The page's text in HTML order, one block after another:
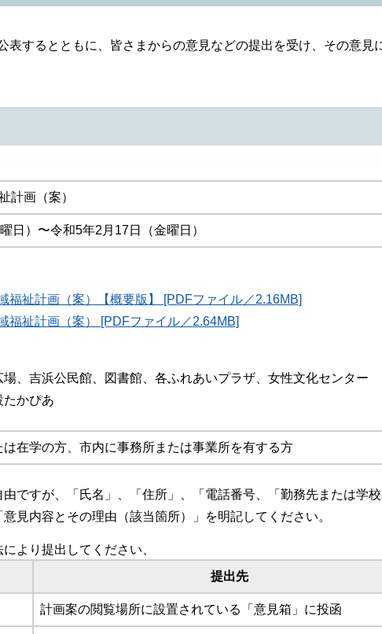
するとともに、皆さまからの意見などの提出を受け、その意見
計画（案）
日）〜令和5年2月17日（金曜日）
福祉計画（案）【概要版】 [PDFファイル／2.16MB]
福祉計画（案） [PDFファイル／2.64MB]
、吉浜公民館、図書館、各ふれあいプラザ、女性文化センター
たかぴあ
在学の方、市内に事務所または事業所を有する方
ですが、「氏名」、「住所」、「電話番号、「勤務先または学
見内容とその理由（該当箇所）」を明記してください。
より提出してください、
提出先
計画案の閲覧場所に設置されている「意見箱」に投函